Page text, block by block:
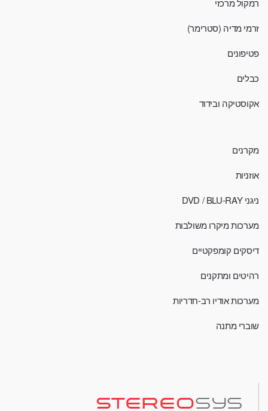
רמקול מרכזי
זרמי מדיה (סטרימר)
פטיפונים
כבלים
אקוסטיקה ובידוד
מקרנים
אוזניות
ניגני DVD / BLU-RAY
מערכות מיקרו משולבות
דיסקים קומפקטיים
רהיטים ומתקנים
מערכות אודיו רב-חדריות
שוברי מתנה